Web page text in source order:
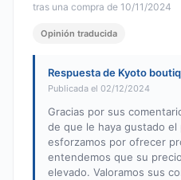
tras una compra de 10/11/2024
Opinión traducida
Respuesta de Kyoto
Publicada el 02/12/2024
Gracias por sus
de que le haya gustado
esforzamos por ofrecer
entendemos que su
elevado. Valoramos sus